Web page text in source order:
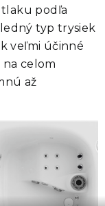
tlaku podľa
typ trysiek
veľmi účinné
na celom
až